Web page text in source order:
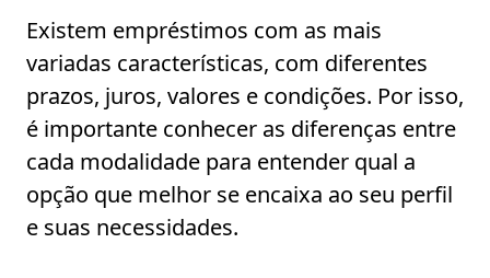
Existem empréstimos com as mais
variadas características, com diferentes
prazos, juros, valores e condições. Por isso,
é importante conhecer as diferenças entre
cada modalidade para entender qual a
opção que melhor se encaixa ao seu perfil
e suas necessidades.